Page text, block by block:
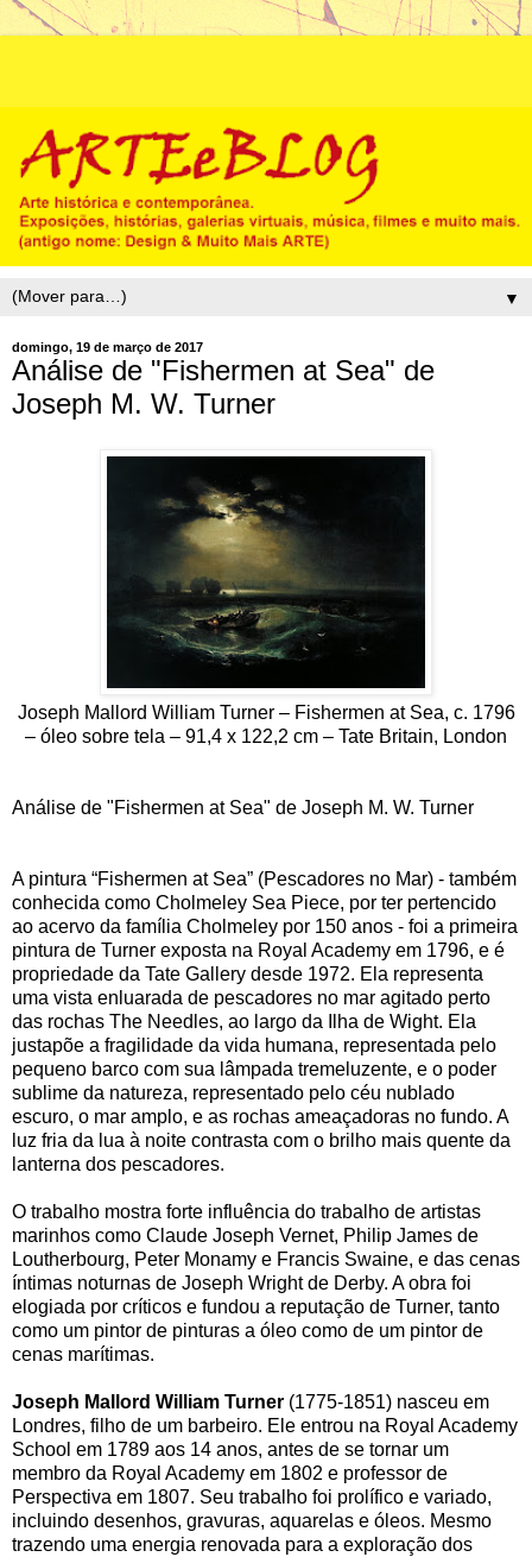
▼
domingo, 19 de março de 2017
Análise de "Fishermen at Sea" de
Joseph M. W. Turner
Joseph Mallord William Turner – Fishermen at Sea, c. 1796
– óleo sobre tela – 91,4 x 122,2 cm – Tate Britain, London
Análise de "Fishermen at Sea" de Joseph M. W. Turner
A pintura “Fishermen at Sea” (Pescadores no Mar) - também
conhecida como Cholmeley Sea Piece, por ter pertencido
ao acervo da família Cholmeley por 150 anos - foi a primeira
pintura de Turner exposta na Royal Academy em 1796, e é
propriedade da Tate Gallery desde 1972. Ela representa
uma vista enluarada de pescadores no mar agitado perto
das rochas The Needles, ao largo da Ilha de Wight. Ela
justapõe a fragilidade da vida humana, representada pelo
pequeno barco com sua lâmpada tremeluzente, e o poder
sublime da natureza, representado pelo céu nublado
escuro, o mar amplo, e as rochas ameaçadoras no fundo. A
luz fria da lua à noite contrasta com o brilho mais quente da
lanterna dos pescadores.
O trabalho mostra forte influência do trabalho de artistas
marinhos como Claude Joseph Vernet, Philip James de
Loutherbourg, Peter Monamy e Francis Swaine, e das cenas
íntimas noturnas de Joseph Wright de Derby. A obra foi
elogiada por críticos e fundou a reputação de Turner, tanto
como um pintor de pinturas a óleo como de um pintor de
cenas marítimas.
Joseph Mallord William Turner (1775-1851) nasceu em
Londres, filho de um barbeiro. Ele entrou na Royal Academy
School em 1789 aos 14 anos, antes de se tornar um
membro da Royal Academy em 1802 e professor de
Perspectiva em 1807. Seu trabalho foi prolífico e variado,
incluindo desenhos, gravuras, aquarelas e óleos. Mesmo
trazendo uma energia renovada para a exploração dos